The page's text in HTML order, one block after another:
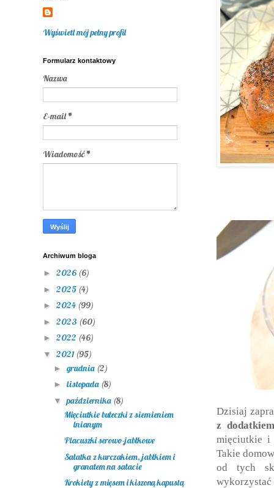
Dzisiaj
z
mięciutkie i
Takie
od tych
Wyświetl mój pełny profil
Formularz kontaktowy
Nazwa
E-mail*
Wiadomość*
Archiwum bloga
► 2026 (6)
► 2025 (4)
► 2024 (99)
► 2023 (60)
► 2022 (46)
▼ 2021 (95)
► grudnia (2)
► listopada (8)
▼października (8)
Mięciutkie bułeczki z siemieniem
lnianym
Placuszki serowo-jabłkowe
Sałatka z kurczakiem, jabłkiem i
granatem na sałacie
Krokiety z mięsem i kiszoną kapustą